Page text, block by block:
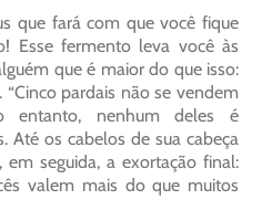
que fará com que você fique
Esse fermento leva você às
que é maior do que isso:
“Cinco pardais não se vendem
entanto, nenhum deles é
Até os cabelos de sua cabeça
em seguida, a exortação final:
valem mais do que muitos